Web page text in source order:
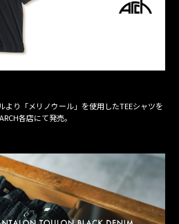
り「メリノウール」を使用したTEEシャツを
各店にて発売。